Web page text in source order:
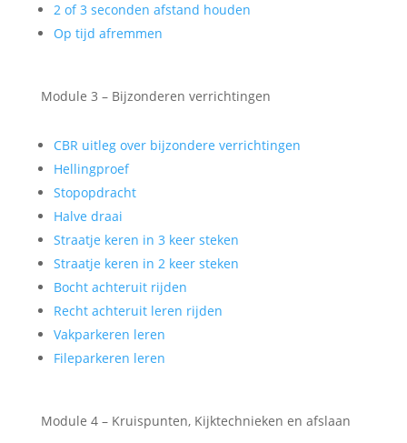
2 of 3 seconden afstand houden
Op tijd afremmen
Module 3 – Bijzonderen verrichtingen
CBR uitleg over bijzondere verrichtingen
Hellingproef
Stopopdracht
Halve draai
Straatje keren in 3 keer steken
Straatje keren in 2 keer steken
Bocht achteruit rijden
Recht achteruit leren rijden
Vakparkeren leren
Fileparkeren leren
Module 4 – Kruispunten, Kijktechnieken en afslaan